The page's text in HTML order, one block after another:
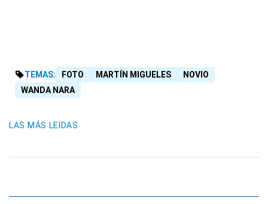
TEMAS: FOTO MARTÍN MIGUELES
NOVIO
WANDA NARA
LAS MÁS LEIDAS